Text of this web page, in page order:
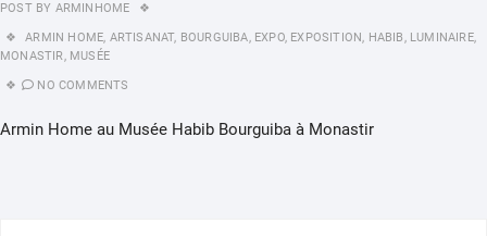
POST BY ARMINHOME
ARMIN HOME, ARTISANAT, BOURGUIBA, EXPO, EXPOSITION, HABIB, LUMINAIRE,
MONASTIR, MUSÉE
NO COMMENTS
Armin Home au Musée Habib Bourguiba à Monastir